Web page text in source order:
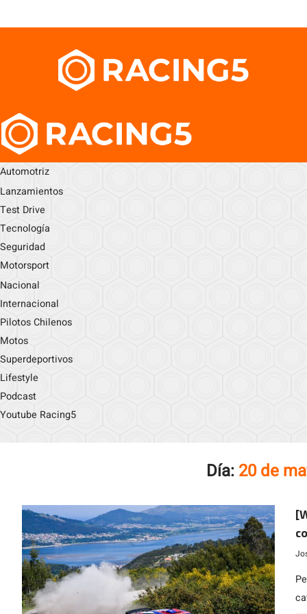
Automotriz
Lanzamientos
Test Drive
Tecnología
Seguridad
Motorsport
Nacional
Internacional
Pilotos Chilenos
Motos
Superdeportivos
Lifestyle
Podcast
Youtube Racing5
Día: 20 de